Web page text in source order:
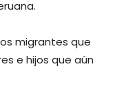
migrantes que
e hijos que aún